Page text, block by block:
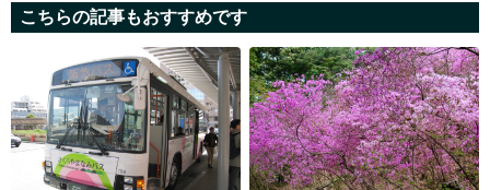
こちらの記事もおすすめです